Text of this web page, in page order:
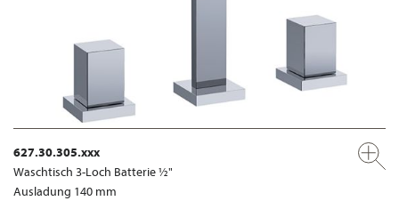
627.30.305.xxx
Waschtisch 3-Loch Batterie ½"
Ausladung 140 mm